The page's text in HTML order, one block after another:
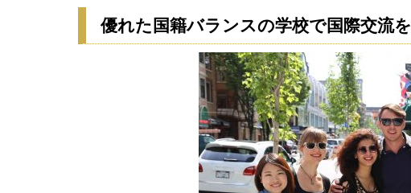
優れた国籍バランスの学校で国際交流を